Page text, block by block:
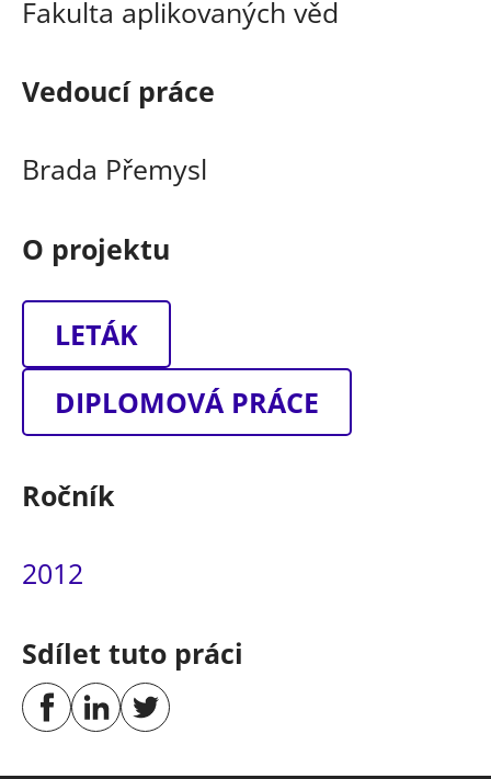
Fakulta aplikovaných věd
Vedoucí práce
Brada Přemysl
O projektu
LETÁK
DIPLOMOVÁ PRÁCE
Ročník
2012
Sdílet tuto práci